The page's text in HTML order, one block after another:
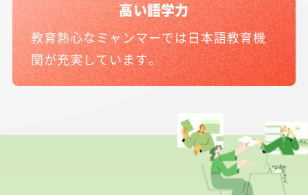
高い語学力
教育熱心なミャンマーでは日本語教育機
関が充実しています。